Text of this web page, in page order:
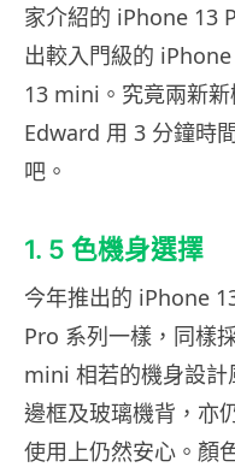
家介紹的 iPhone 13
出較入門級的
13 mini。究竟兩新
Edward 用 3 分鐘時
吧。
1. 5 色機身選擇
今年推出的 iPhone
Pro 系列一樣，同樣
mini 相若的機身設計
邊框及玻璃機背，亦
使用上仍然安心。顏